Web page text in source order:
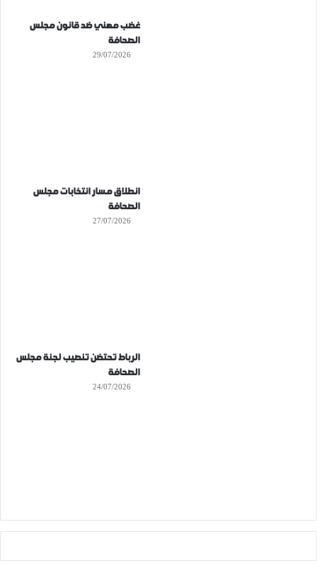
غضب مهني ضد قانون مجلس
الصحافة
29/07/2026
انطلاق مسار انتخابات مجلس
الصحافة
27/07/2026
الرباط تحتضن تنصيب لجنة مجلس
الصحافة
24/07/2026